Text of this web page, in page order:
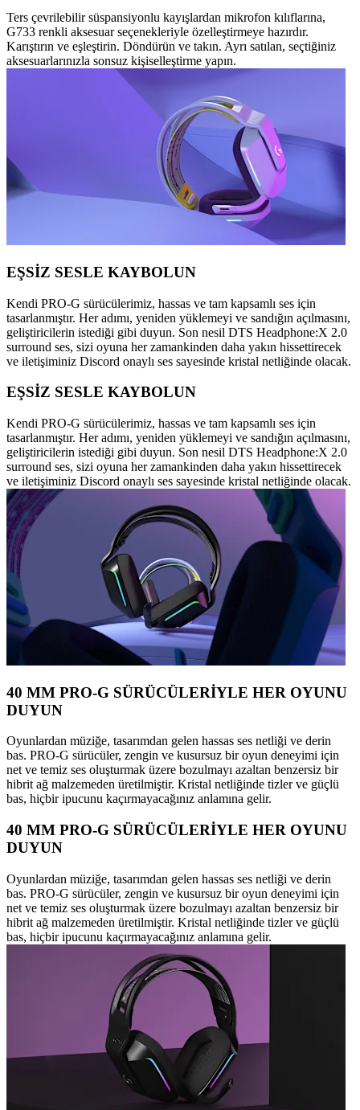
Ters çevrilebilir süspansiyonlu kayışlardan mikrofon kılıflarına,
G733 renkli aksesuar seçenekleriyle özelleştirmeye hazırdır.
Karıştırın ve eşleştirin. Döndürün ve takın. Ayrı satılan, seçtiğiniz
aksesuarlarınızla sonsuz kişiselleştirme yapın.
EŞSİZ SESLE KAYBOLUN
Kendi PRO-G sürücülerimiz, hassas ve tam kapsamlı ses için
tasarlanmıştır. Her adımı, yeniden yüklemeyi ve sandığın açılmasını,
geliştiricilerin istediği gibi duyun. Son nesil DTS Headphone:X 2.0
surround ses, sizi oyuna her zamankinden daha yakın hissettirecek
ve iletişiminiz Discord onaylı ses sayesinde kristal netliğinde olacak.
EŞSİZ SESLE KAYBOLUN
Kendi PRO-G sürücülerimiz, hassas ve tam kapsamlı ses için
tasarlanmıştır. Her adımı, yeniden yüklemeyi ve sandığın açılmasını,
geliştiricilerin istediği gibi duyun. Son nesil DTS Headphone:X 2.0
surround ses, sizi oyuna her zamankinden daha yakın hissettirecek
ve iletişiminiz Discord onaylı ses sayesinde kristal netliğinde olacak.
40 MM PRO-G SÜRÜCÜLERİYLE HER OYUNU
DUYUN
Oyunlardan müziğe, tasarımdan gelen hassas ses netliği ve derin
bas. PRO-G sürücüler, zengin ve kusursuz bir oyun deneyimi için
net ve temiz ses oluşturmak üzere bozulmayı azaltan benzersiz bir
hibrit ağ malzemeden üretilmiştir. Kristal netliğinde tizler ve güçlü
bas, hiçbir ipucunu kaçırmayacağınız anlamına gelir.
40 MM PRO-G SÜRÜCÜLERİYLE HER OYUNU
DUYUN
Oyunlardan müziğe, tasarımdan gelen hassas ses netliği ve derin
bas. PRO-G sürücüler, zengin ve kusursuz bir oyun deneyimi için
net ve temiz ses oluşturmak üzere bozulmayı azaltan benzersiz bir
hibrit ağ malzemeden üretilmiştir. Kristal netliğinde tizler ve güçlü
bas, hiçbir ipucunu kaçırmayacağınız anlamına gelir.